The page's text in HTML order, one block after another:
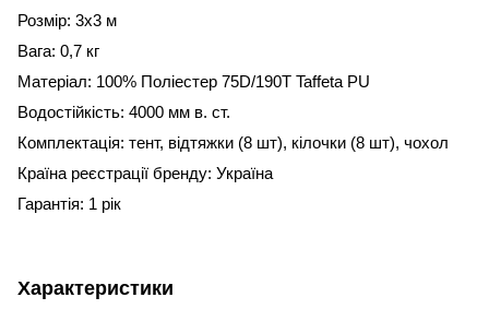
Розмір: 3х3 м
Вага: 0,7 кг
Матеріал: 100% Поліестер 75D/190T Taffeta PU
Водостійкість: 4000 мм в. ст.
Комплектація: тент, відтяжки (8 шт), кілочки (8 шт), чохол
Країна реєстрації бренду: Україна
Гарантія: 1 рік
Характеристики